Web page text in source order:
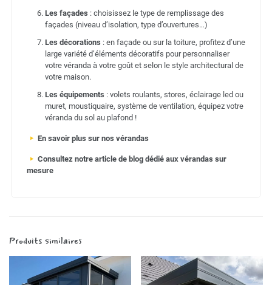
Les façades : choisissez le type de remplissage des
façades (niveau d’isolation, type d’ouvertures…)
Les décorations : en façade ou sur la toiture, profitez d’une
large variété d’éléments décoratifs pour personnaliser
votre véranda à votre goût et selon le style architectural de
votre maison.
Les équipements : volets roulants, stores, éclairage led ou
muret, moustiquaire, système de ventilation, équipez votre
véranda du sol au plafond !
En savoir plus sur nos vérandas
Consultez notre article de blog dédié aux vérandas sur
mesure
Produits similaires